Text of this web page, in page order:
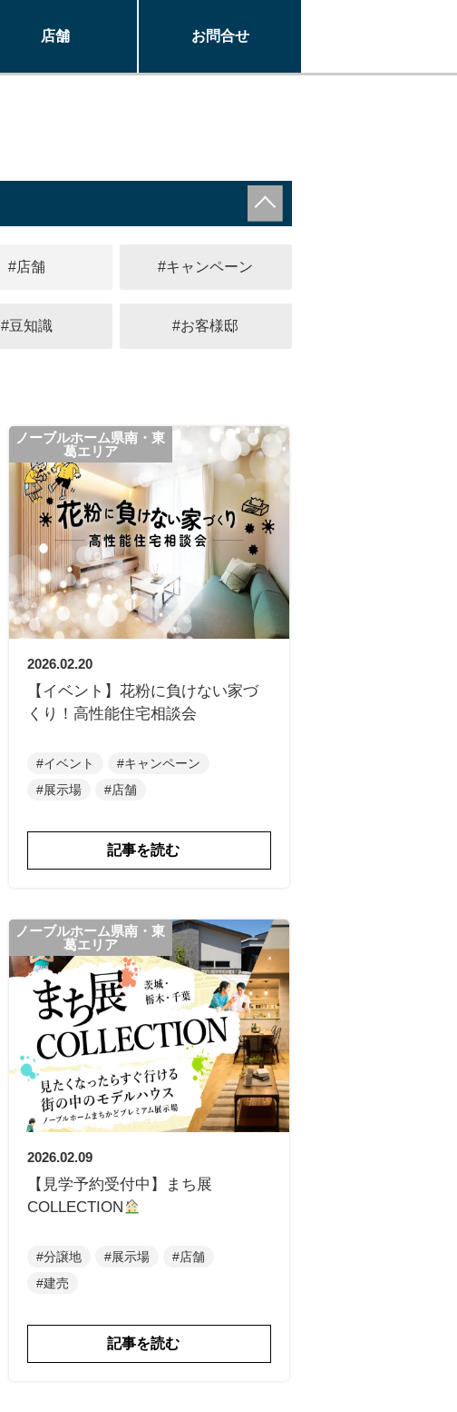
店舗 お問合せ
#店舗 #キャンペーン
#豆知識 #お客様邸
ノーブルホーム県南・東
葛エリア
2026.02.20
【イベント】花粉に負けない家づ
くり！高性能住宅相談会
#イベント
#キャンペーン
#展示場
#店舗
記事を読む
ノーブルホーム県南・東
葛エリア
2026.02.09
【見学予約受付中】まち展
COLLECTION
#分譲地 #展示場
#店舗
#建売
記事を読む